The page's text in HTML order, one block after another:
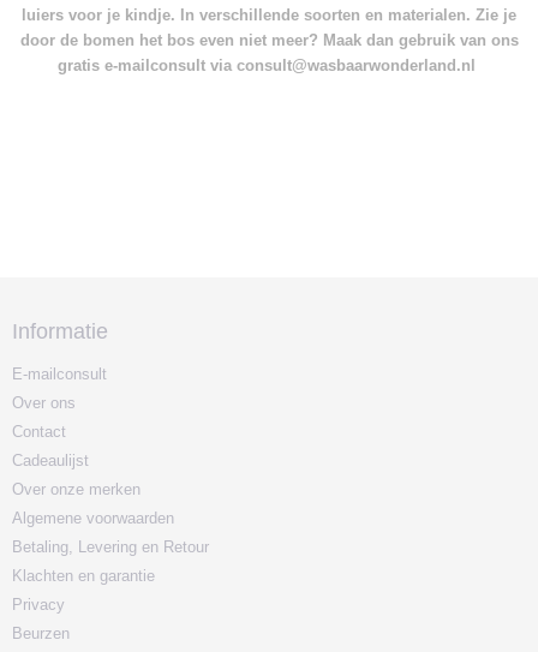
luiers voor je kindje. In verschillende soorten en materialen. Zie je
door de bomen het bos even niet meer? Maak dan gebruik van ons
gratis e-mailconsult via consult@wasbaarwonderland.nl
Informatie
E-mailconsult
Over ons
Contact
Cadeaulijst
Over onze merken
Algemene voorwaarden
Betaling, Levering en Retour
Klachten en garantie
Privacy
Beurzen